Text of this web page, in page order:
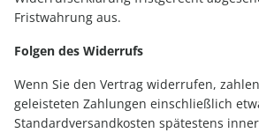
Fristwahrung aus.
Folgen des Widerrufs
Wenn Sie den Vertrag widerrufen,
geleisteten Zahlungen einschließlich
Standardversandkosten spätestens